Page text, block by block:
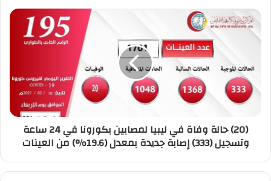
(20) حالة وفاة في ليبيا لمصابين بكورونا في 24 ساعة
وتسجيل (333) إصابة جديدة بمعدل (19.6%) من العينات